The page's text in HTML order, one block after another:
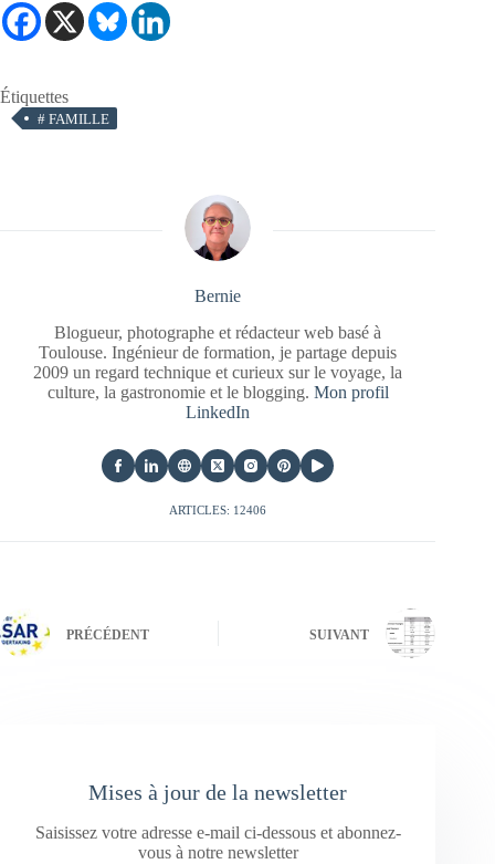
Étiquettes
# FAMILLE
Bernie
Blogueur, photographe et rédacteur web basé à
Toulouse. Ingénieur de formation, je partage depuis
2009 un regard technique et curieux sur le voyage, la
culture, la gastronomie et le blogging. Mon profil
LinkedIn
ARTICLES: 12406
PRÉCÉDENT SUIVANT
Mises à jour de la newsletter
Saisissez votre adresse e-mail ci-dessous et abonnez-
vous à notre newsletter